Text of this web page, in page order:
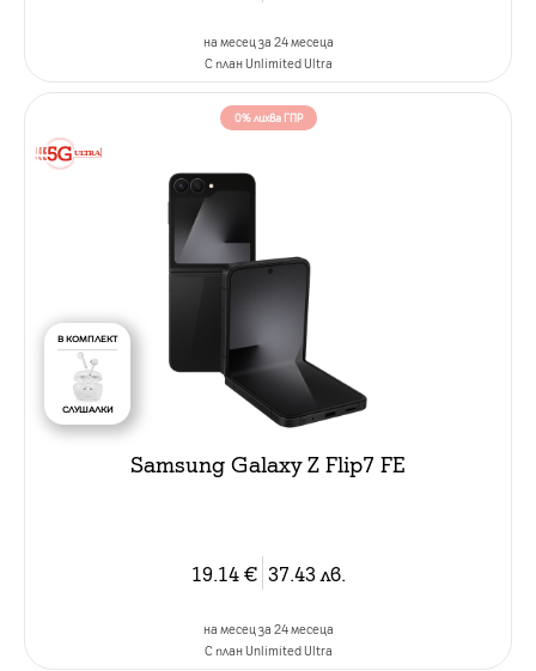
на месец за 24 месеца
C план Unlimited Ultra
0% лихва ГПР
В КОМПЛЕКТ
СЛУШАЛКИ
Samsung Galaxy Z Flip7 FE
19.14 € 37.43 лв.
на месец за 24 месеца
C план Unlimited Ultra